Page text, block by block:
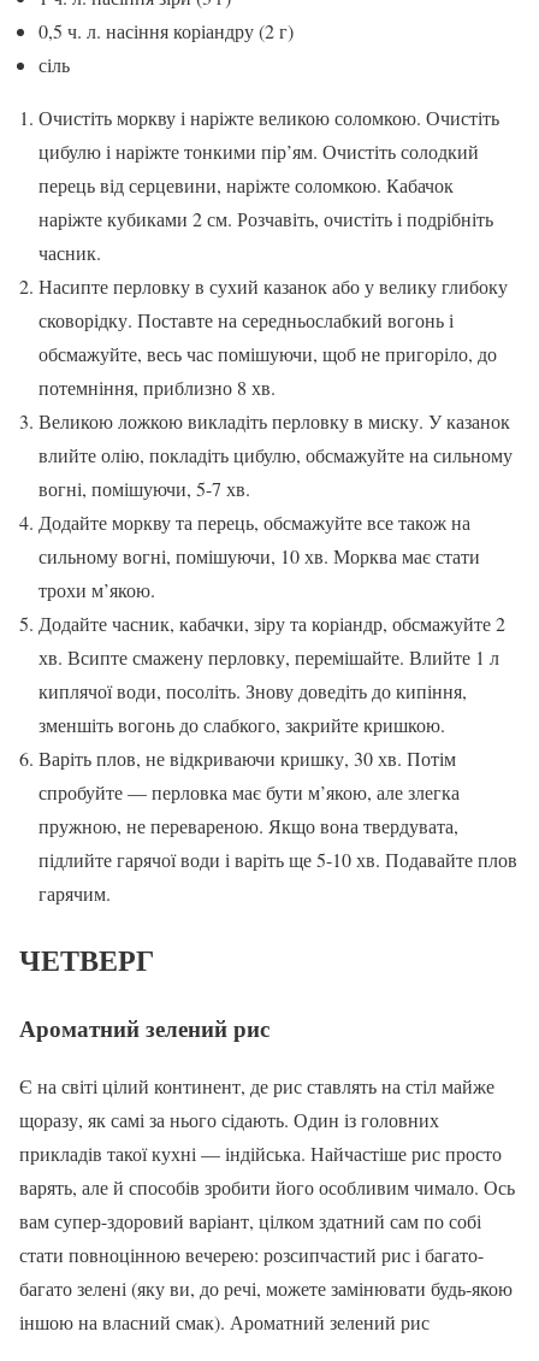
0,5 ч. л. насіння коріандру (2 г)
сіль
Очистіть моркву і наріжте великою соломкою. Очистіть
цибулю і наріжте тонкими пір’ям. Очистіть солодкий
перець від серцевини, наріжте соломкою. Кабачок
наріжте кубиками 2 см. Розчавіть, очистіть і подрібніть
часник.
Насипте перловку в сухий казанок або у велику глибоку
сковорідку. Поставте на середньослабкий вогонь і
обсмажуйте, весь час помішуючи, щоб не пригоріло, до
потемніння, приблизно 8 хв.
Великою ложкою викладіть перловку в миску. У казанок
влийте олію, покладіть цибулю, обсмажуйте на сильному
вогні, помішуючи, 5-7 хв.
Додайте моркву та перець, обсмажуйте все також на
сильному вогні, помішуючи, 10 хв. Морква має стати
трохи м’якою.
Додайте часник, кабачки, зіру та коріандр, обсмажуйте 2
хв. Всипте смажену перловку, перемішайте. Влийте 1 л
киплячої води, посоліть. Знову доведіть до кипіння,
зменшіть вогонь до слабкого, закрийте кришкою.
Варіть плов, не відкриваючи кришку, 30 хв. Потім
спробуйте — перловка має бути м’якою, але злегка
пружною, не перевареною. Якщо вона твердувата,
підлийте гарячої води і варіть ще 5-10 хв. Подавайте плов
гарячим.
ЧЕТВЕРГ
Ароматний зелений рис
Є на світі цілий континент, де рис ставлять на стіл майже
щоразу, як самі за нього сідають. Один із головних
прикладів такої кухні — індійська. Найчастіше рис просто
варять, але й способів зробити його особливим чимало. Ось
вам супер-здоровий варіант, цілком здатний сам по собі
стати повноцінною вечерею: розсипчастий рис і багато-
багато зелені (яку ви, до речі, можете замінювати будь-якою
іншою на власний смак). Ароматний зелений рис